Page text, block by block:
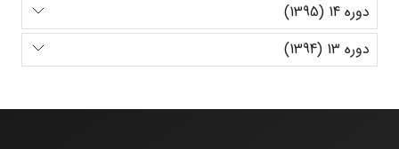
دوره 14 (1395)
دوره 13 (1394)